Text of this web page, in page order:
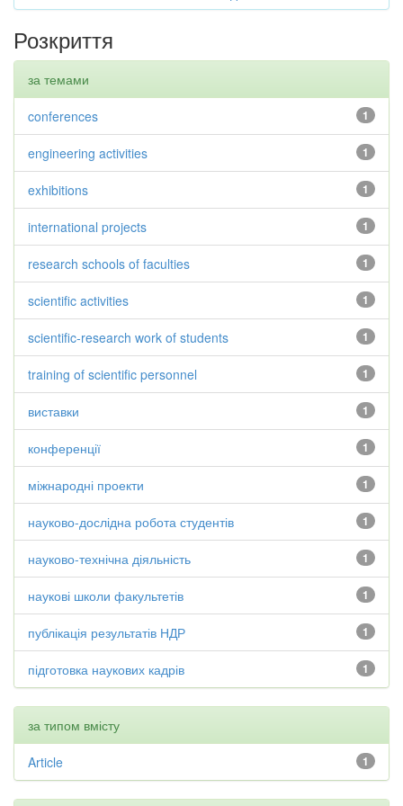
Розкриття
за темами
1
conferences
1
engineering activities
1
exhibitions
1
international projects
1
research schools of faculties
1
scientific activities
1
scientific-research work of students
1
training of scientific personnel
1
виставки
1
конференції
1
міжнародні проекти
1
науково-дослідна робота студентів
1
науково-технічна діяльність
1
наукові школи факультетів
1
публікація результатів НДР
1
підготовка наукових кадрів
за типом вмісту
1
Article